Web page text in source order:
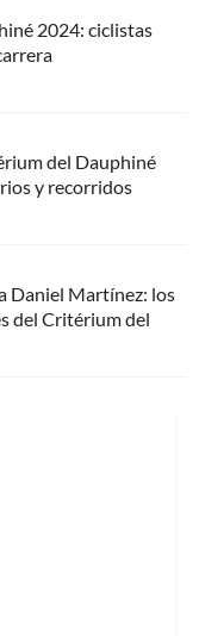
2024: ciclistas
del Dauphiné
y recorridos
Daniel Martínez: los
del Critérium del